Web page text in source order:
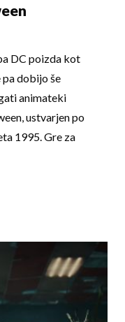
DC poizda kot
dobijo še
animateki
ustvarjen po
1995. Gre za